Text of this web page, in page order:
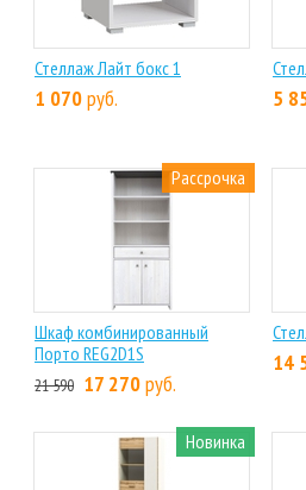
Стеллаж Лайт бокс 1
1 070руб. 5
Рассрочка
Шкаф комбинированный
Порто REG2D1S
21 590 17 270руб.
14
Новинка